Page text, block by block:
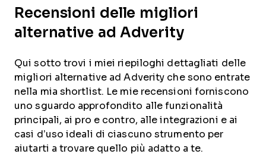
Recensioni delle migliori
alternative ad Adverity
Qui sotto trovi i miei riepiloghi dettagliati delle
migliori alternative ad Adverity che sono entrate
nella mia shortlist. Le mie recensioni forniscono
uno sguardo approfondito alle funzionalità
principali, ai pro e contro, alle integrazioni e ai
casi d’uso ideali di ciascuno strumento per
aiutarti a trovare quello più adatto a te.